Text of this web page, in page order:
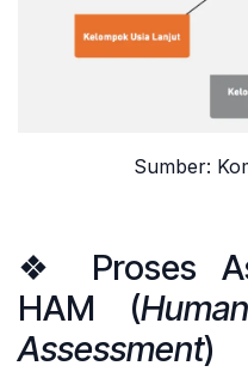
Sumber:
❖ Proses
HAM (
Assessment)